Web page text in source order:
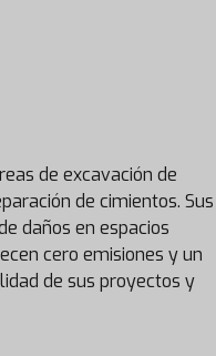
de excavación de
de cimientos. Sus
daños en espacios
cero emisiones y un
de sus proyectos y